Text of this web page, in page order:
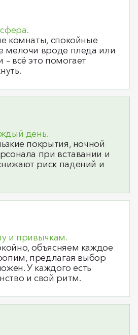
комнаты, спокойные
мелочи вроде пледа или
всё это помогает
день.
покрытия, ночной
при вставании и
риск падений и
и привычкам.
объясняем каждое
предлагая выбор
У каждого есть
и свой ритм.